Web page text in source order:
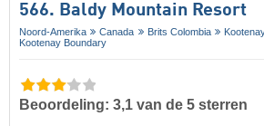
566. Baldy Mountain Resort
Noord-Amerika Canada Brits Colombia
Kootenay Boundary
Beoordeling: 3,1 van de 5 sterren